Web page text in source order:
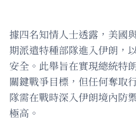
據四名知情人士透露，美國
期派遣特種部隊進入伊朗，
安全。此舉旨在實現總統特
關鍵戰爭目標，但任何奪取
隊需在戰時深入伊朗境內防
極高。